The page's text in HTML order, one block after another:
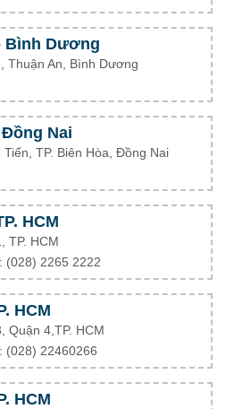
Bình Dương
Thuận An, Bình Dương
Nai
TP. Biên Hòa, Đồng Nai
HCM
TP. HCM
(028) 2265 2222
HCM
Quận 4,TP. HCM
(028) 22460266
HCM